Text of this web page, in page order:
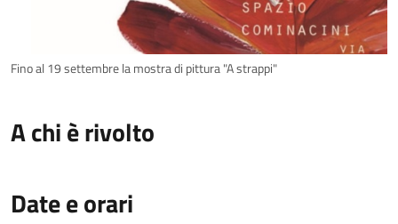
Fino al 19 settembre la mostra di pittura "A strappi"
A chi è rivolto
Date e orari